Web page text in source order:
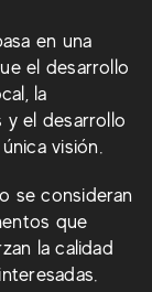
en una
el desarrollo
la
y el desarrollo
visión.
se consideran
que
la calidad